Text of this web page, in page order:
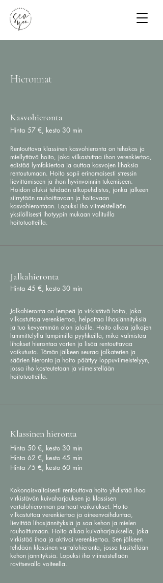
Hieronnat
Kasvohieronta
Hinta 57 €, kesto 30 min
Rentouttava klassinen kasvohieronta on tehokas ja
miellyttävä hoito, joka vilkastuttaa ihon verenkiertoa,
edistää lymfakiertoa ja auttaa kasvojen lihaksia
rentoutumaan. Hoito sopii erinomaisesti stressin
lievittämiseen ja ihon hyvinvoinnin tukemiseen.
Hoidon aluksi tehdään alkupuhdistus, jonka jälkeen
siirrytään rauhoittavaan ja hoitavaan
kasvohierontaan. Lopuksi iho viimeistellään
yksilöllisesti ihotyypin mukaan valituilla
hoitotuotteilla.
Jalkahieronta
Hinta 45 €, kesto 30 min
Jalkahieronta on lempeä ja virkistävä hoito, joka
vilkastuttaa verenkiertoa, helpottaa lihasjännityksiä
ja tuo kevyemmän olon jaloille. Hoito alkaa jalkojen
lämmittelyllä lämpimillä pyyhkeillä, mikä valmistaa
lihakset hierontaa varten ja lisää rentouttavaa
vaikutusta. Tämän jälkeen seuraa jalkaterien ja
säärien hieronta ja hoito päättyy loppuviimeistelyyn,
jossa iho kosteutetaan ja viimeistellään
hoitotuotteilla.
Klassinen hieronta
Hinta 50 €, kesto 30 min
Hinta 62 €, kesto 45 min
Hinta 75 €, kesto 60 min
Kokonaisvaltaisesti rentouttava hoito yhdistää ihoa
virkistävän kuivaharjauksen ja klassisen
vartalohieronnan parhaat vaikutukset. Hoito
vilkastuttaa verenkiertoa ja aineenvaihduntaa,
lievittää lihasjännityksiä ja saa kehon ja mielen
rauhoittumaan. Hoito alkaa kuivaharjauksella, joka
virkistää ihoa ja aktivoi verenkiertoa. Sen jälkeen
tehdään klassinen vartalohieronta, jossa käsitellään
kehon jännityksiä. Lopuksi iho viimeistellään
ravitsevalla voiteella.